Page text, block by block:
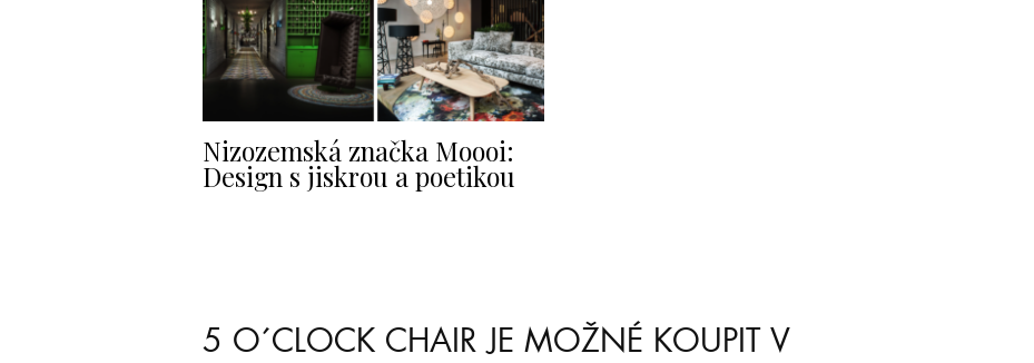
Nizozemská značka Moooi:
Design s jiskrou a poetikou
5 O´CLOCK CHAIR JE MOŽNÉ KOUPIT V